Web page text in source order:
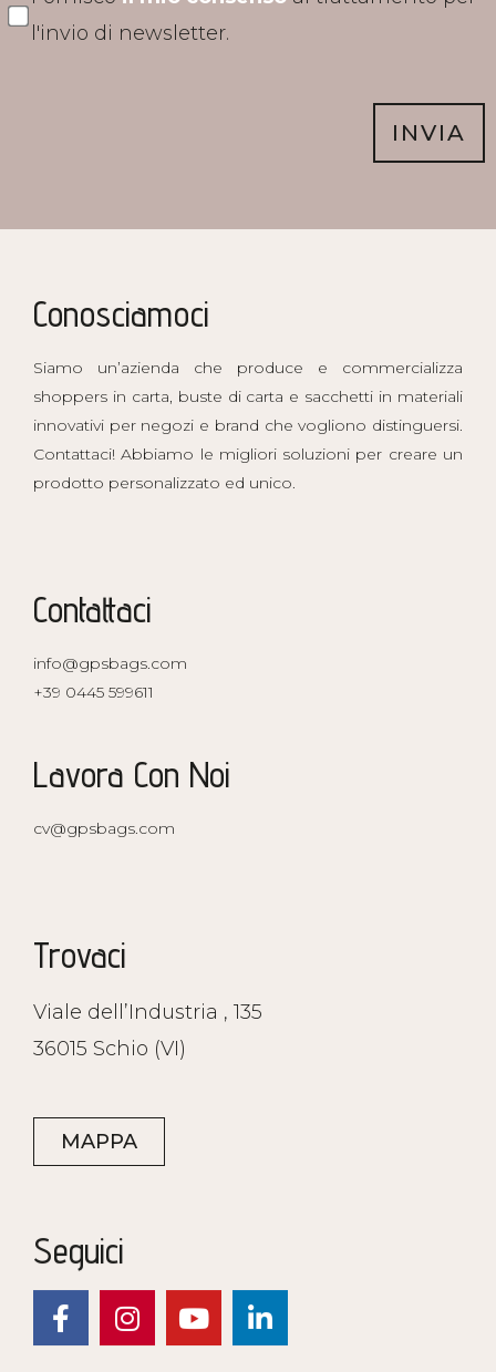
l'invio di newsletter.
INVIA
Conosciamoci
Siamo un’azienda che produce e commercializza
shoppers in carta, buste di carta e sacchetti in materiali
innovativi per negozi e brand che vogliono distinguersi.
Contattaci! Abbiamo le migliori soluzioni per creare un
prodotto personalizzato ed unico.
Contattaci
info@gpsbags.com
+39 0445 599611
Lavora Con Noi
cv@gpsbags.com
Trovaci
Viale dell’Industria , 135
36015 Schio (VI)
MAPPA
Seguici